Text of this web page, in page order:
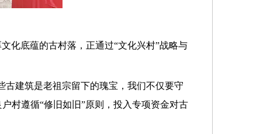
化底蕴的古村落，正通过“文化兴村”战略与
建筑是老祖宗留下的瑰宝，我们不仅要守
村遵循“修旧如旧”原则，投入专项资金对古